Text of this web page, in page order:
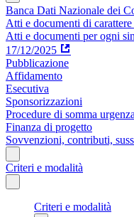
Banca Dati Nazionale dei
Atti e documenti di
Atti e documenti per ogni
17/12/2025
Pubblicazione
Affidamento
Esecutiva
Sponsorizzazioni
Procedure di somma
Finanza di progetto
Sovvenzioni, contributi,
Criteri e modalità
Criteri e modalità